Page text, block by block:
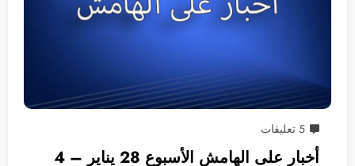
5 تعليقات
أخبار على الهامش الأسبوع 28 يناير – 4